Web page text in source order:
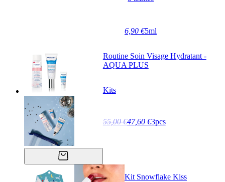
6,90 €5ml
Routine Soin Visage Hydratant -
AQUA PLUS
Kits
55,00 €47,60 €3pcs
Kit Snowflake Kiss